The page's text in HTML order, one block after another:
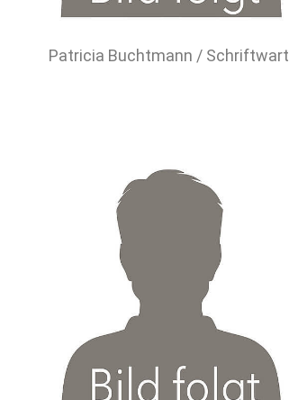
Patricia Buchtmann / Schriftwart